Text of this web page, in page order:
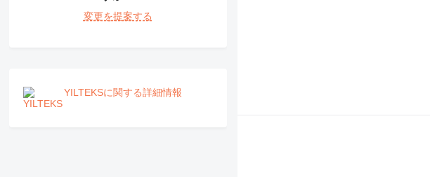
変更を提案する
YILTEKSに関する詳細情報